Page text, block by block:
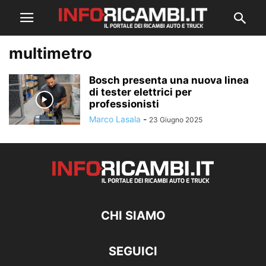
multimetro
Bosch presenta una nuova linea
di tester elettrici per
professionisti
Marco Lasala - 23 Giugno 2025
CHI SIAMO
SEGUICI